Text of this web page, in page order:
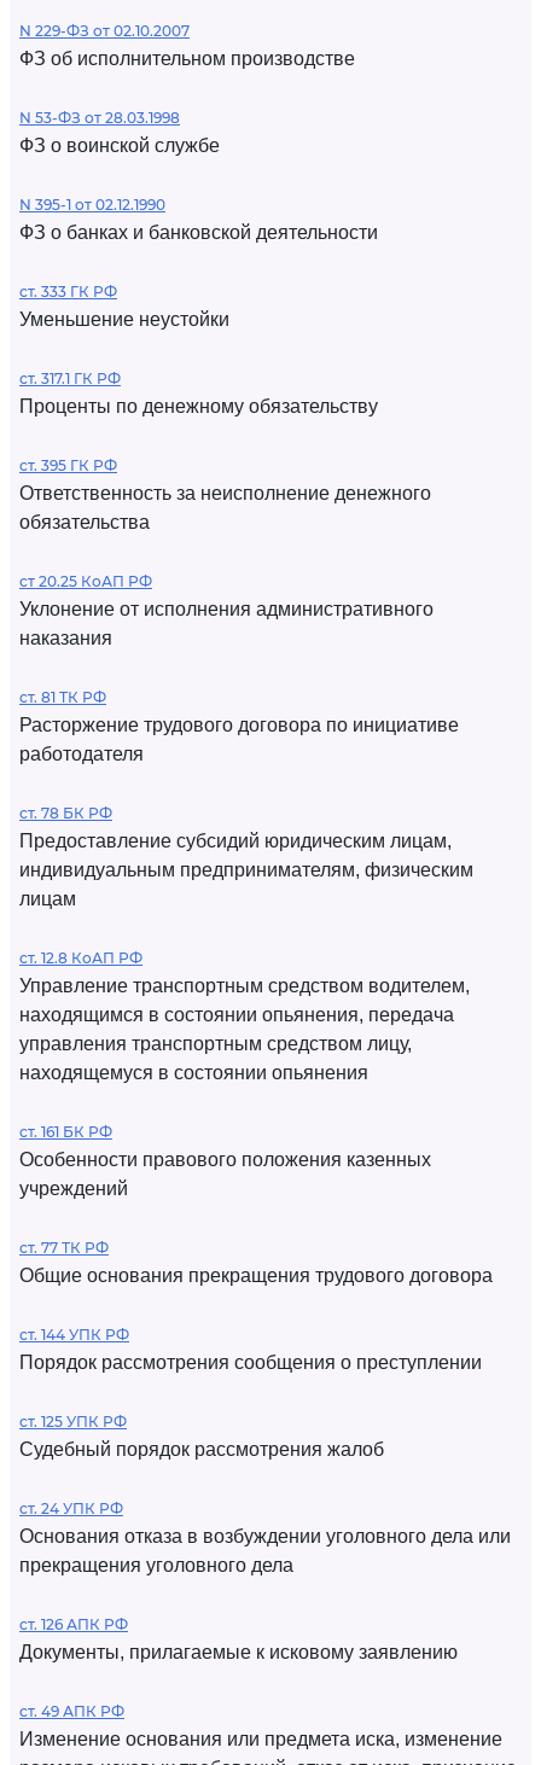
N 229-ФЗ от 02.10.2007
ФЗ об исполнительном производстве
N 53-ФЗ от 28.03.1998
ФЗ о воинской службе
N 395-1 от 02.12.1990
ФЗ о банках и банковской деятельности
ст. 333 ГК РФ
Уменьшение неустойки
ст. 317.1 ГК РФ
Проценты по денежному обязательству
ст. 395 ГК РФ
Ответственность за неисполнение денежного
обязательства
ст 20.25 КоАП РФ
Уклонение от исполнения административного
наказания
ст. 81 ТК РФ
Расторжение трудового договора по инициативе
работодателя
ст. 78 БК РФ
Предоставление субсидий юридическим лицам,
индивидуальным предпринимателям, физическим
лицам
ст. 12.8 КоАП РФ
Управление транспортным средством водителем,
находящимся в состоянии опьянения, передача
управления транспортным средством лицу,
находящемуся в состоянии опьянения
ст. 161 БК РФ
Особенности правового положения казенных
учреждений
ст. 77 ТК РФ
Общие основания прекращения трудового договора
ст. 144 УПК РФ
Порядок рассмотрения сообщения о преступлении
ст. 125 УПК РФ
Судебный порядок рассмотрения жалоб
ст. 24 УПК РФ
Основания отказа в возбуждении уголовного дела или
прекращения уголовного дела
ст. 126 АПК РФ
Документы, прилагаемые к исковому заявлению
ст. 49 АПК РФ
Изменение основания или предмета иска, изменение